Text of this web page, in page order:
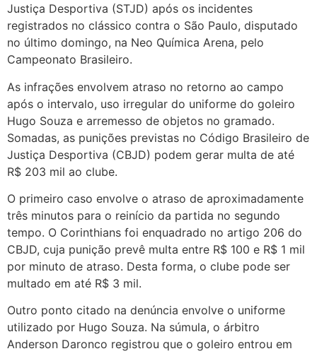
Justiça Desportiva (STJD) após os incidentes
registrados no clássico contra o São Paulo, disputado
no último domingo, na Neo Química Arena, pelo
Campeonato Brasileiro.
As infrações envolvem atraso no retorno ao campo
após o intervalo, uso irregular do uniforme do goleiro
Hugo Souza e arremesso de objetos no gramado.
Somadas, as punições previstas no Código Brasileiro de
Justiça Desportiva (CBJD) podem gerar multa de até
R$ 203 mil ao clube.
O primeiro caso envolve o atraso de aproximadamente
três minutos para o reinício da partida no segundo
tempo. O Corinthians foi enquadrado no artigo 206 do
CBJD, cuja punição prevê multa entre R$ 100 e R$ 1 mil
por minuto de atraso. Desta forma, o clube pode ser
multado em até R$ 3 mil.
Outro ponto citado na denúncia envolve o uniforme
utilizado por Hugo Souza. Na súmula, o árbitro
Anderson Daronco registrou que o goleiro entrou em